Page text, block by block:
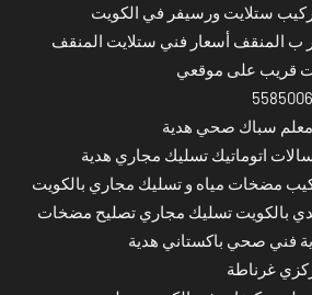
ستلايت ورسيفر في الكويت
ب المنقف أسعار فني ستلايت المنقف
قريب على موقعي
سباك صحي هدية
اتوماتيك تسليك مجاري هدية
مضخات مياه و تسليك مجاري بالكويت
بالكويت تسليك مجاري تصليح مضخات
فني صحي باكستاني هدية
غرناطة